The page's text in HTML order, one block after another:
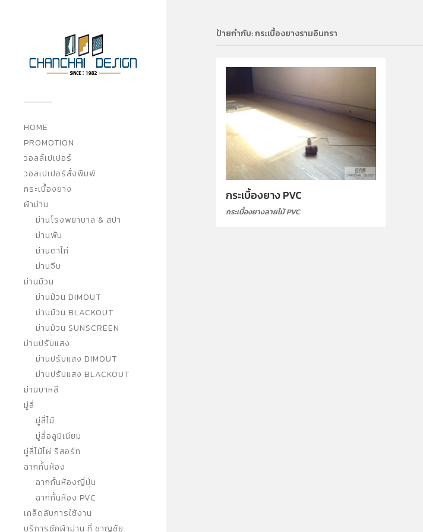
HOME
PROMOTION
วอลล์เปเปอร์
วอลเปเปอร์สั่งพิมพ์
กระเบื้องยาง
ผ้าม่าน
ม่านโรงพยาบาล & สปา
ม่านพับ
ม่านตาไก่
ม่านจีบ
ม่านม้วน
ม่านม้วน DIMOUT
ม่านม้วน BLACKOUT
ม่านม้วน SUNSCREEN
ม่านปรับแสง
ม่านปรับแสง DIMOUT
ม่านปรับแสง BLACKOUT
ม่านบาหลี
มู่ลี่
มู่ลี่ไม้
มู่ลี่อลูมิเนียม
มู่ลี่ไม้ไผ่ รีสอร์ท
ฉากกั้นห้อง
ฉากกั้นห้องญี่ปุ่น
ฉากกั้นห้อง PVC
เคล็ดลับการใช้งาน
บริการซักผ้าม่าน ที่ ชาญชัย
ป้ายกำกับ:กระเบื้องยางรามอินทรา
กระเบื้องยาง PVC
กระเบื้องยางลายไม้ PVC